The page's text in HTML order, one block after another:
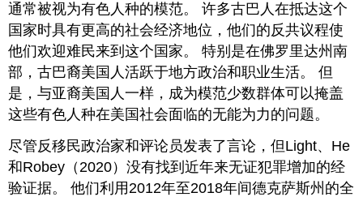
通常被视为有色人种的模范。 许多古巴人在抵达这个
国家时具有更高的社会经济地位，他们的反共议程使
他们欢迎难民来到这个国家。 特别是在佛罗里达州南
部，古巴裔美国人活跃于地方政治和职业生活。 但
是，与亚裔美国人一样，成为模范少数群体可以掩盖
这些有色人种在美国社会面临的无能为力的问题。
尽管反移民政治家和评论员发表了言论，但Light、He
和Robey（2020）没有找到近年来无证犯罪增加的经
验证据。 他们利用2012年至2018年间德克萨斯州的全